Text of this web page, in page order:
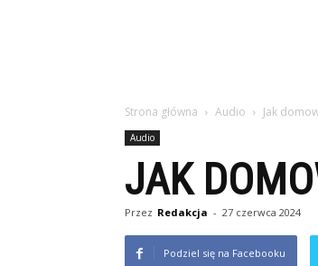
Strona główna Audio Jak
Audio
JAK
Przez Redakcja - 27 czerwca 2024
Podziel się na Facebooku